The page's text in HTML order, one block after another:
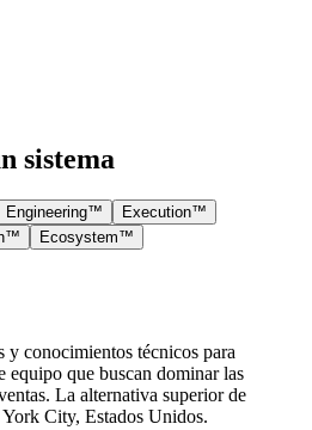
sistema
Engineering™
Execution™
Ecosystem™
y conocimientos técnicos para
que buscan dominar las
La alternativa superior de
City, Estados Unidos.